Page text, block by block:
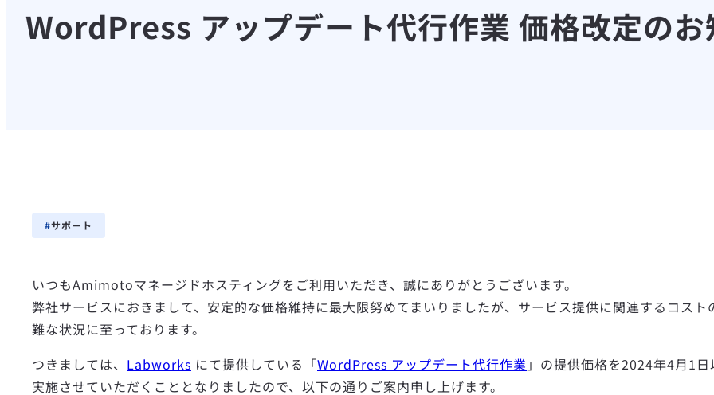
WordPress アップデート代行作業 価格改定のお
サポート
いつもAmimotoマネージドホスティングをご利用いただき、誠にありがとうございます。
弊社サービスにおきまして、安定的な価格維持に最大限努めてまいりましたが、サービス提供に関連するコス
難な状況に至っております。
つきましては、 Labworks にて提供している「WordPress アップデート代行作業 」の提供価格を2024年4月1
実施させていただくこととなりましたので、以下の通りご案内申し上げます。